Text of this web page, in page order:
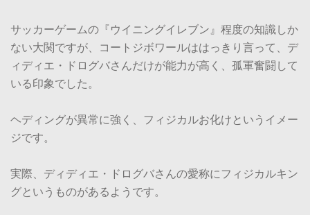
サッカーゲームの『ウイニングイレブン』程度の知識しか
ない大関ですが、コートジボワールははっきり言って、デ
ィディエ・ドログバさんだけが能力が高く、孤軍奮闘して
いる印象でした。
ヘディングが異常に強く、フィジカルお化けというイメー
ジです。
実際、ディディエ・ドログバさんの愛称にフィジカルキン
グというものがあるようです。